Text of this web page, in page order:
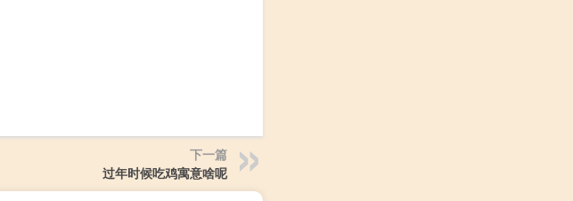
下一篇
过年时候吃鸡寓意啥呢